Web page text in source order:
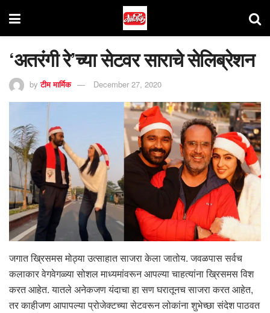
‘अतरंगी रे’च्या सेटवर साराचे सेलिब्रेशन
by टीम मार्मिक December 27, 2020
जगात ख्रिसमस मोठ्या उत्साहात साजरा केला जातोय. जवळपास सर्वच
कलाकार वेगवेगळ्या सोशल माध्यमांवरून आपल्या चाहत्यांना ख्रिसमस विश
करत आहेत. यातले अनेकजण यंदाचा हा सण घरातूनच साजरा करत आहेत,
तर काहीजण आपापल्या प्रोजेक्टच्या सेटवरून लोकांना शुभेच्छा संदेश पाठवत